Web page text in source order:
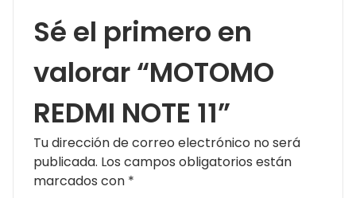
Sé el primero en
valorar “MOTOMO
REDMI NOTE 11”
Tu dirección de correo electrónico no será
publicada. Los campos obligatorios están
marcados con *